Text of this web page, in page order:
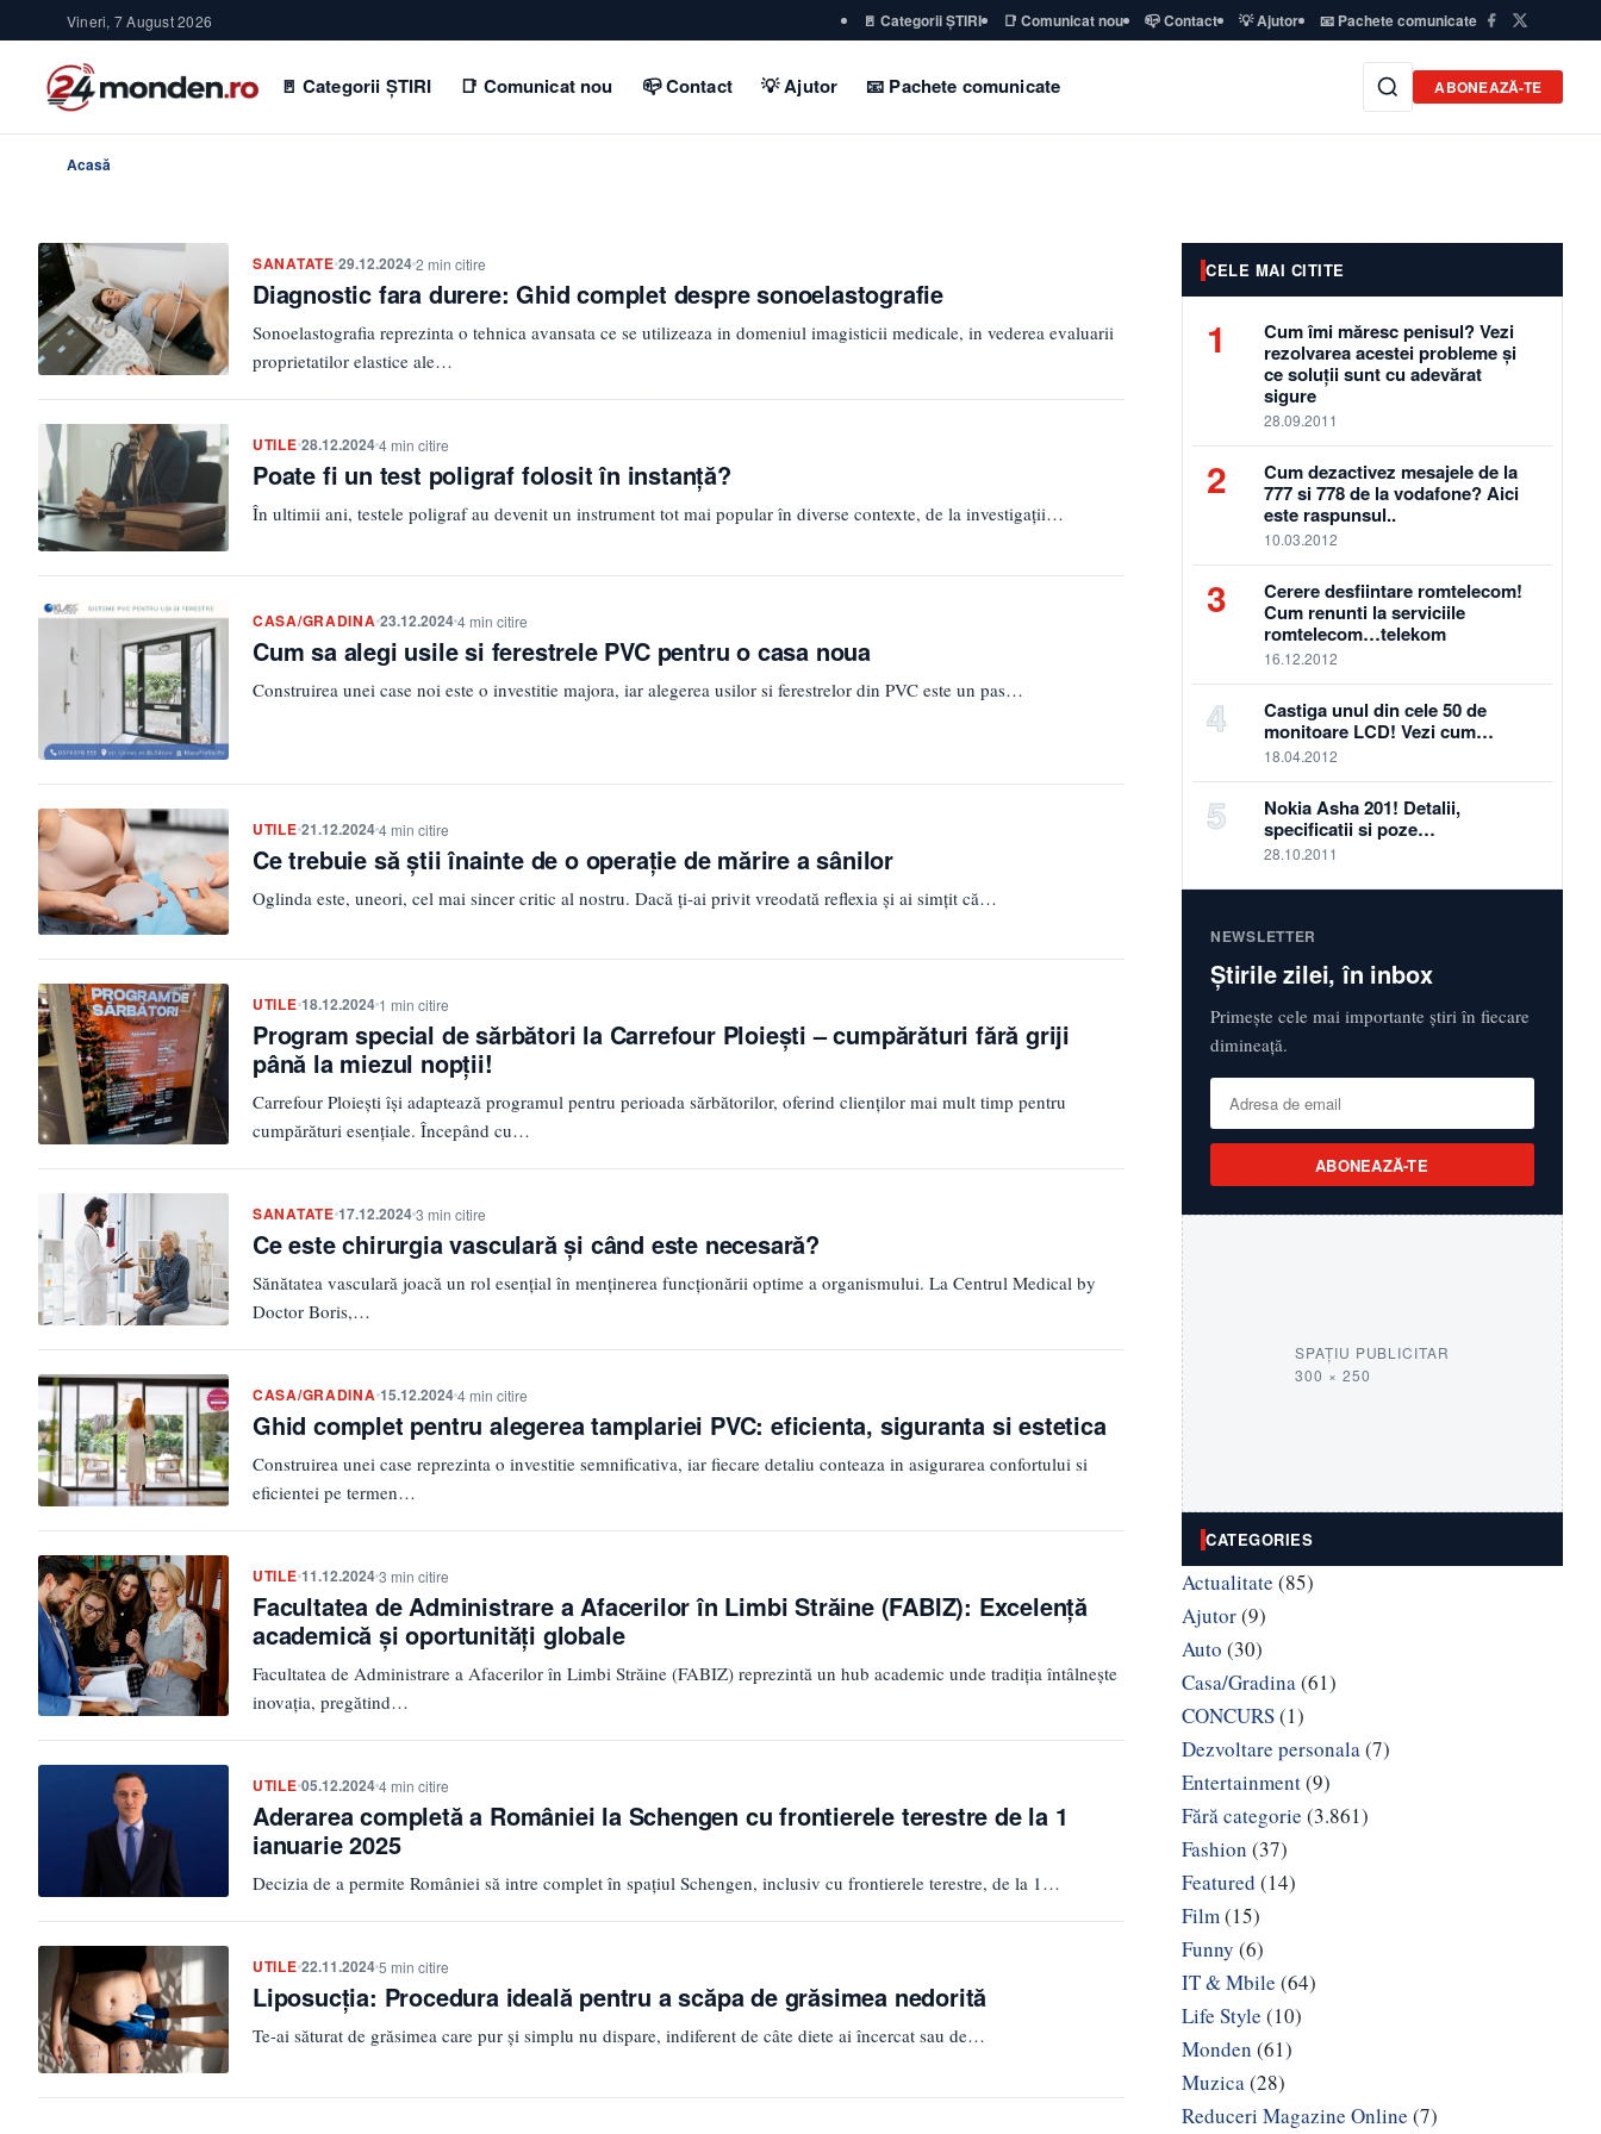
Vineri, 7 August 2026 🚪 Categorii ȘTIRI 📑 Comunicat nou 📪 Contact 💡 Ajutor 📧 Pachete comunicate
🚪 Categorii ȘTIRI 📑 Comunicat nou 📪 Contact 💡 Ajutor 📧 Pachete comunicate ABONEAZĂ-TE
Acasă
SANATATE 29.12.20242 min citire
Diagnostic fara durere: Ghid complet despre sonoelastografie
Sonoelastografia reprezinta o tehnica avansata ce se utilizeaza in domeniul imagisticii medicale, in vederea evaluarii
proprietatilor elastice ale…
UTILE 28.12.20244 min citire
Poate fi un test poligraf folosit în instanță?
În ultimii ani, testele poligraf au devenit un instrument tot mai popular în diverse contexte, de la investigații…
CASA/GRADINA 23.12.20244 min citire
Cum sa alegi usile si ferestrele PVC pentru o casa noua
Construirea unei case noi este o investitie majora, iar alegerea usilor si ferestrelor din PVC este un pas…
UTILE 21.12.20244 min citire
Ce trebuie să știi înainte de o operație de mărire a sânilor
Oglinda este, uneori, cel mai sincer critic al nostru. Dacă ți-ai privit vreodată reflexia și ai simțit că…
UTILE 18.12.20241 min citire
Program special de sărbători la Carrefour Ploiești – cumpărături fără griji
până la miezul nopții!
Carrefour Ploiești își adaptează programul pentru perioada sărbătorilor, oferind clienților mai mult timp pentru
cumpărături esențiale. Începând cu…
SANATATE 17.12.20243 min citire
Ce este chirurgia vasculară și când este necesară?
Sănătatea vasculară joacă un rol esențial în menținerea funcționării optime a organismului. La Centrul Medical by
Doctor Boris,…
CASA/GRADINA 15.12.20244 min citire
Ghid complet pentru alegerea tamplariei PVC: eficienta, siguranta si estetica
Construirea unei case reprezinta o investitie semnificativa, iar fiecare detaliu conteaza in asigurarea confortului si
eficientei pe termen…
UTILE 11.12.20243 min citire
Facultatea de Administrare a Afacerilor în Limbi Străine (FABIZ): Excelență
academică și oportunități globale
Facultatea de Administrare a Afacerilor în Limbi Străine (FABIZ) reprezintă un hub academic unde tradiția întâlnește
inovația, pregătind…
UTILE 05.12.20244 min citire
Aderarea completă a României la Schengen cu frontierele terestre de la 1
ianuarie 2025
Decizia de a permite României să intre complet în spațiul Schengen, inclusiv cu frontierele terestre, de la 1…
UTILE 22.11.20245 min citire
Liposucția: Procedura ideală pentru a scăpa de grăsimea nedorită
Te-ai săturat de grăsimea care pur și simplu nu dispare, indiferent de câte diete ai încercat sau de…
CELE MAI CITITE
1
Cum îmi măresc penisul? Vezi
rezolvarea acestei probleme și
ce soluții sunt cu adevărat
sigure
28.09.2011
2
Cum dezactivez mesajele de la
777 si 778 de la vodafone? Aici
este raspunsul..
10.03.2012
3
Cerere desfiintare romtelecom!
Cum renunti la serviciile
romtelecom…telekom
16.12.2012
4
Castiga unul din cele 50 de
monitoare LCD! Vezi cum…
18.04.2012
5
Nokia Asha 201! Detalii,
specificatii si poze…
28.10.2011
NEWSLETTER
Știrile zilei, în inbox
Primește cele mai importante știri în fiecare
dimineață.
ABONEAZĂ-TE
SPAȚIU PUBLICITAR
300 × 250
CATEGORIES
Actualitate (85)
Ajutor(9)
Auto (30)
Casa/Gradina(61)
CONCURS(1)
Dezvoltare personala(7)
Entertainment(9)
Fără categorie (3.861)
Fashion (37)
Featured (14)
Film(15)
Funny (6)
IT & Mbile (64)
Life Style (10)
Monden (61)
Muzica(28)
Reduceri Magazine Online (7)